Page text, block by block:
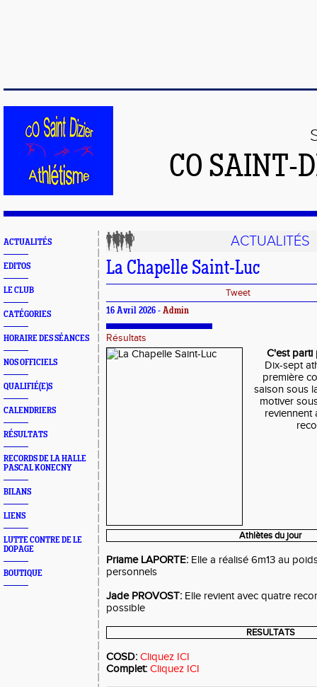
CO SAINT-
ACTUALITÉS
EDITOS
LE CLUB
CATÉGORIES
HORAIRE DES SÉANCES
NOS OFFICIELS
QUALIFIÉ(E)S
CALENDRIERS
RÉSULTATS
RECORDS DE LA HALLE
PASCAL KONECNY
BILANS
LIENS
LUTTE CONTRE DE LE
DOPAGE
BOUTIQUE
ACTUALITÉS
La Chapelle Saint-Luc
Tweet
16 Avril 2026 - Admin
Résultats
C'est parti
Dix-sept
première
saison sous
motiver
reviennent
Athlètes du jour
Priame LAPORTE: Elle a réalisé 6m13 au
personnels
Jade PROVOST: Elle revient avec quatre
possible
RESULTATS
COSD: Cliquez ICI
Complet: Cliquez ICI